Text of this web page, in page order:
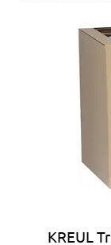
KREUL